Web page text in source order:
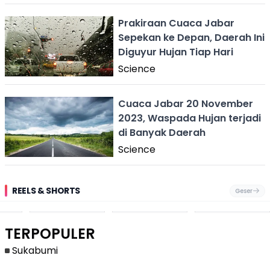
Prakiraan Cuaca Jabar
Sepekan ke Depan, Daerah Ini
Diguyur Hujan Tiap Hari
Science
Cuaca Jabar 20 November
2023, Waspada Hujan terjadi
di Banyak Daerah
Science
REELS & SHORTS Geser
Sukabumi
Anak Tewas
Hingga Puluhan
Rumah Ludes
TERPOPULER
Sukabumi